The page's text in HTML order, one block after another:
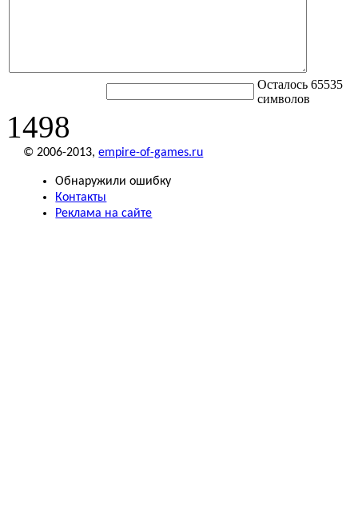
Осталось 65535
символов
1498
© 2006-2013,empire-of-games.ru
Обнаружили ошибку
Контакты
Реклама на сайте